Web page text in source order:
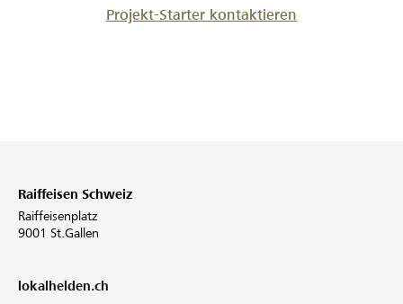
Projekt-Starter kontaktieren
Raiffeisen Schweiz
Raiffeisenplatz
9001 St.Gallen
lokalhelden.ch